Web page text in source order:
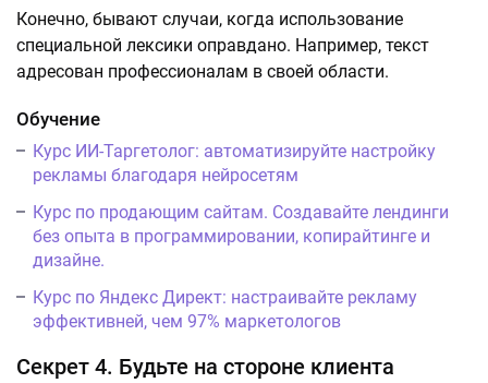
Конечно, бывают случаи, когда использование
специальной лексики оправдано. Например, текст
адресован профессионалам в своей области.
Обучение
Курс ИИ-Таргетолог: автоматизируйте настройку
рекламы благодаря нейросетям
Курс по продающим сайтам. Создавайте лендинги
без опыта в программировании, копирайтинге и
дизайне.
Курс по Яндекс Директ: настраивайте рекламу
эффективней, чем 97% маркетологов
Секрет 4. Будьте на стороне клиента